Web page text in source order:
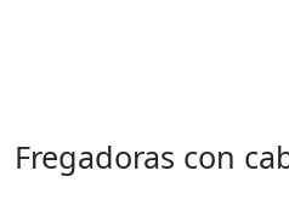
Fregadoras con